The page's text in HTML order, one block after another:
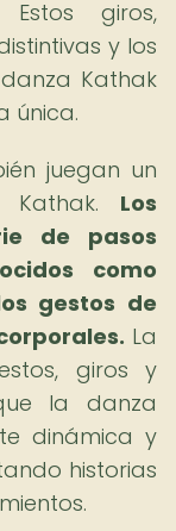
giros,
y los
Kathak
única.
juegan un
Los
de pasos
como
gestos de
La
giros y
la danza
dinámica y
historias